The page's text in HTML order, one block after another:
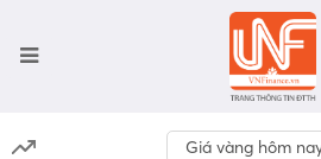
Giá vàng hôm